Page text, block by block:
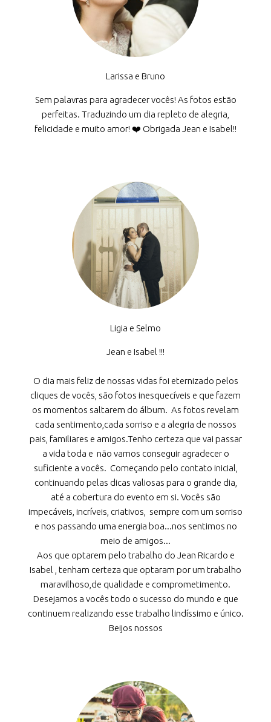
Larissa e Bruno
Sem palavras para agradecer vocês! As fotos estão
perfeitas. Traduzindo um dia repleto de alegria,
felicidade e muito amor! ❤️ Obrigada Jean e Isabel!!
Ligia e Selmo
Jean e Isabel !!!
O dia mais feliz de nossas vidas foi eternizado pelos
cliques de vocês, são fotos inesquecíveis e que fazem
os momentos saltarem do álbum. As fotos revelam
cada sentimento,cada sorriso e a alegria de nossos
pais, familiares e amigos.Tenho certeza que vai passar
a vida toda e não vamos conseguir agradecer o
suficiente a vocês. Começando pelo contato inicial,
continuando pelas dicas valiosas para o grande dia,
até a cobertura do evento em si. Vocês são
impecáveis, incríveis, criativos, sempre com um sorriso
e nos passando uma energia boa...nos sentimos no
meio de amigos...
Aos que optarem pelo trabalho do Jean Ricardo e
Isabel , tenham certeza que optaram por um trabalho
maravilhoso,de qualidade e comprometimento.
Desejamos a vocês todo o sucesso do mundo e que
continuem realizando esse trabalho lindíssimo e único.
Beijos nossos